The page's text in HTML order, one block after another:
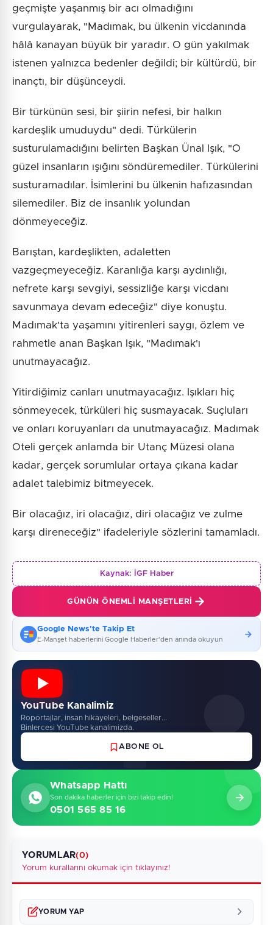
geçmişte yaşanmış bir acı olmadığını
vurgulayarak, "Madımak, bu ülkenin vicdanında
hâlâ kanayan büyük bir yaradır. O gün yakılmak
istenen yalnızca bedenler değildi; bir kültürdü, bir
inançtı, bir düşünceydi.
Bir türkünün sesi, bir şiirin nefesi, bir halkın
kardeşlik umuduydu" dedi. Türkülerin
susturulamadığını belirten Başkan Ünal Işık, "O
güzel insanların ışığını söndüremediler. Türkülerini
susturamadılar. İsimlerini bu ülkenin hafızasından
silemediler. Biz de insanlık yolundan
dönmeyeceğiz.
Barıştan, kardeşlikten, adaletten
vazgeçmeyeceğiz. Karanlığa karşı aydınlığı,
nefrete karşı sevgiyi, sessizliğe karşı vicdanı
savunmaya devam edeceğiz" diye konuştu.
Madımak'ta yaşamını yitirenleri saygı, özlem ve
rahmetle anan Başkan Işık, "Madımak'ı
unutmayacağız.
Yitirdiğimiz canları unutmayacağız. Işıkları hiç
sönmeyecek, türküleri hiç susmayacak. Suçluları
ve onları koruyanları da unutmayacağız. Madımak
Oteli gerçek anlamda bir Utanç Müzesi olana
kadar, gerçek sorumlular ortaya çıkana kadar
adalet talebimiz bitmeyecek.
Bir olacağız, iri olacağız, diri olacağız ve zulme
karşı direneceğiz" ifadeleriyle sözlerini tamamladı.
Kaynak: İGF Haber
GÜNÜN ÖNEMLI MANŞETLERI
Google News'te Takip Et
E-Manşet haberlerini Google Haberler'den anında okuyun
YouTube Kanalimiz
Roportajlar, insan hikayeleri, belgeseller...
Binlercesi YouTube kanalimizda.
ABONE OL
Whatsapp Hattı
Son dakika haberler için bizi takip edin!
0501 565 85 16
YORUMLAR(0)
Yorum kurallarını okumak için tıklayınız!
YORUM YAP